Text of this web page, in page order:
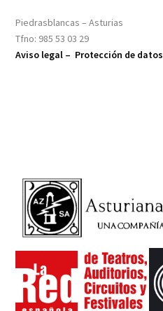
Piedrasblancas – Asturias
Tfno: 985 53 03 29
Aviso legal – Protección de datos